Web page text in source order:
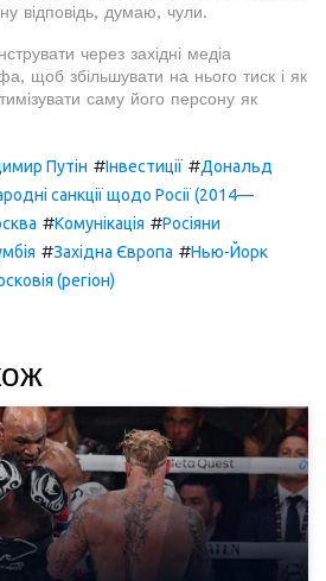
відповідь, думаю, чули.
через західні медіа
щоб збільшувати на нього тиск і як
саму його персону як
Путін #Інвестиції #Дональд
санкції щодо Росії (2014—
#Комунікація #Росіяни
#Західна Європа #Нью-Йорк
(регіон)